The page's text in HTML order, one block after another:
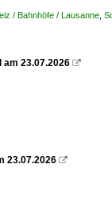
/ Bahnhöfe / Lausanne
23.07.2026 
23.07.2026 